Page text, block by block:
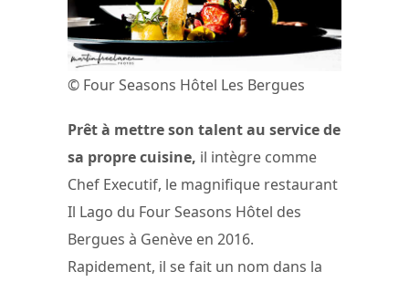
© Four Seasons Hôtel Les Bergues
Prêt à mettre son talent au service de
sa propre cuisine, il intègre comme
Chef Executif, le magnifique restaurant
Il Lago du Four Seasons Hôtel des
Bergues à Genève en 2016.
Rapidement, il se fait un nom dans la